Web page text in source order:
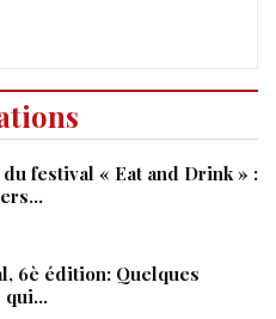
festival « Eat and Drink » :
6è édition: Quelques
qui…